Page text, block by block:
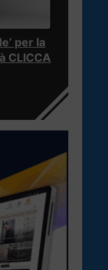
per la
CLICCA